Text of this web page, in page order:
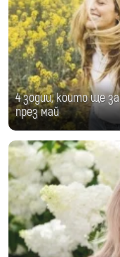
4 зодии, които ще
през май